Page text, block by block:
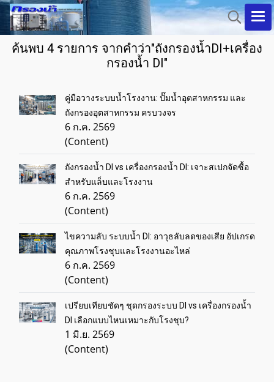
ค้นพบ 4 รายการ จากคำว่า"ถังกรองน้ำDI+เครื่อง
กรองน้ำ DI"
คู่มือวางระบบน้ำโรงงาน: ปั๊มน้ำอุตสาหกรรม และ
ถังกรองอุตสาหกรรม ครบวงจร
6 ก.ค. 2569
(Content)
ถังกรองน้ำ DI vs เครื่องกรองน้ำ DI: เจาะสเปกจัดซื้อ
สำหรับแล็บและโรงงาน
6 ก.ค. 2569
(Content)
ไขความลับ ระบบน้ำ DI: อาวุธลับลดของเสีย อัปเกรด
คุณภาพโรงชุบและโรงงานอะไหล่
6 ก.ค. 2569
(Content)
เปรียบเทียบชัดๆ ชุดกรองระบบ DI vs เครื่องกรองน้ำ
DI เลือกแบบไหนเหมาะกับโรงชุบ?
1 มิ.ย. 2569
(Content)